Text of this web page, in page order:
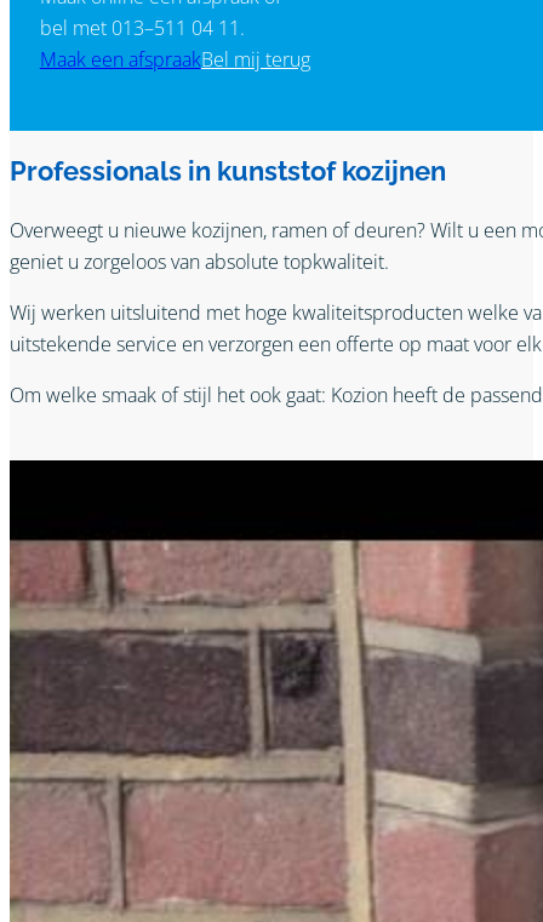
bel met 013–511 04 11.
Maak een afspraakBel mij terug
Professionals in kunststof kozijnen
Overweegt u nieuwe kozijnen, ramen of deuren? Wilt u een
geniet u zorgeloos van absolute topkwaliteit.
Wij werken uitsluitend met hoge kwaliteitsproducten welke
uitstekende service en verzorgen een offerte op maat voor
Om welke smaak of stijl het ook gaat: Kozion heeft de